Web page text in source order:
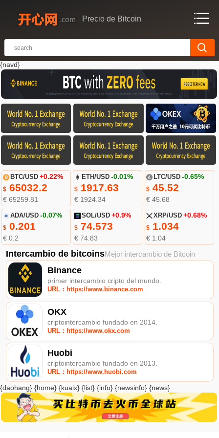
Precio de Bitcoin
{navd}
BTC/USD +0.22%
$65032.2
€ 65259.81
ETH/USD -0.01%
$ 1917.63
€ 1924.34
LTC/USD -0.65%
$45.52
€ 45.68
ADA/USD -0.07%
$0.201
€ 0.2
SOL/USD +0.9%
$ 74.573
€ 74.83
XRP/USD +0.68%
$1.034
€ 1.04
Intercambio de bitcoinsMejor intercambio de Bitcoin
Binance
primer intercambio cripto del mundo.
URL：https://www.binance.com
OKX
criptointercambio fundado en 2014.
URL：https://www.okx.com
Huobi
criptointercambio fundado en 2013.
URL：https://www.huobi.com
{daohang} {home} {kuaix} {list} {info} {newsinfo} {news}